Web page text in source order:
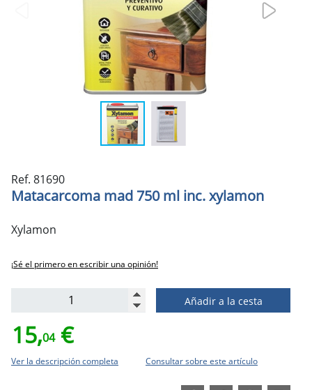
Ref. 81690
Matacarcoma mad 750 ml inc. xylamon
Xylamon
¡Sé el primero en escribir una opinión!
Añadir a la cesta
15,04€
Ver la descripción completa Consultar sobre este artículo